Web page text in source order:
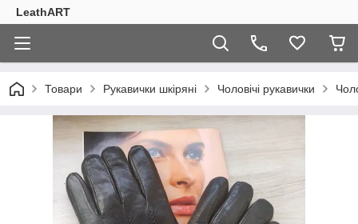
LeathART
Товари Рукавички шкіряні Чоловічі рукавички